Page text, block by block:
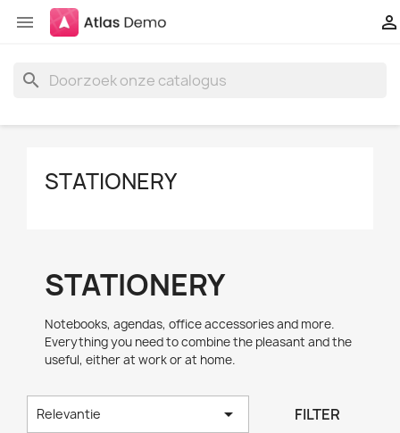
 
search
STATIONERY
STATIONERY
Notebooks, agendas, office accessories and more.
Everything you need to combine the pleasant and the
useful, either at work or at home.
Relevantie  FILTER